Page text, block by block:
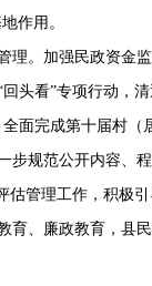
作用。
理。 加强民政资金
回头看”专项行动，
面完成第十届村（
步规范公开内容、
估管理工作，积极
育、廉政教育，县